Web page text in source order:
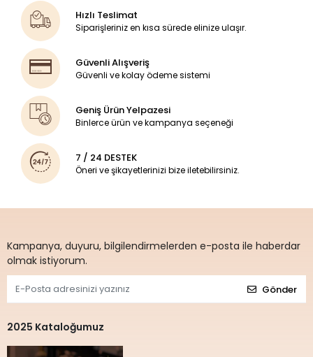
Hızlı Teslimat
Siparişleriniz en kısa sürede elinize ulaşır.
Güvenli Alışveriş
Güvenli ve kolay ödeme sistemi
Geniş Ürün Yelpazesi
Binlerce ürün ve kampanya seçeneği
7 / 24 DESTEK
Öneri ve şikayetlerinizi bize iletebilirsiniz.
Kampanya, duyuru, bilgilendirmelerden e-posta ile haberdar
olmak istiyorum.
Gönder
2025 Kataloğumuz